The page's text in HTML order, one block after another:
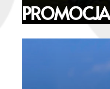
PROMOCJA